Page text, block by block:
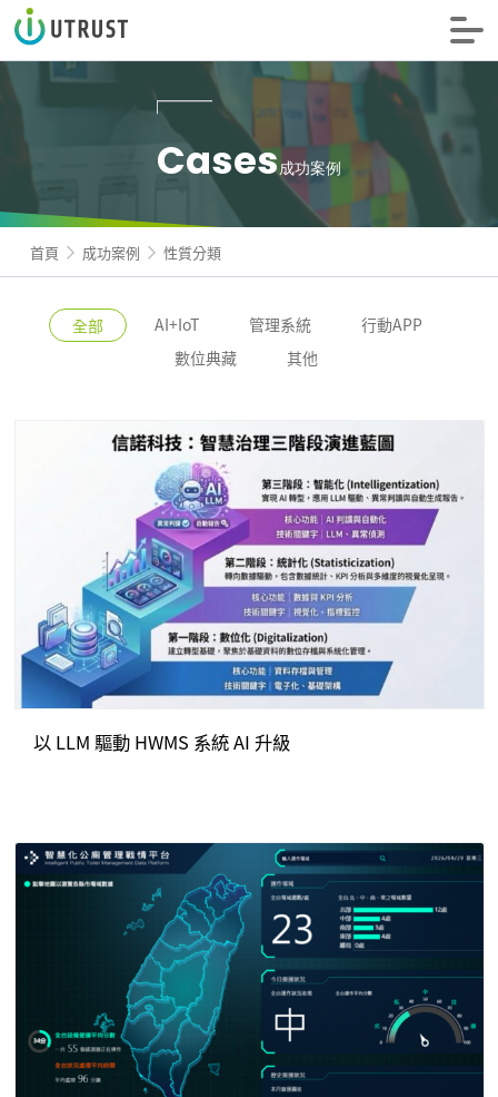
Cases成功案例
首頁 成功案例 性質分類
全部 AI+IoT 管理系統
行動APP
數位典藏
其他
以 LLM 驅動 HWMS 系統 AI 升級